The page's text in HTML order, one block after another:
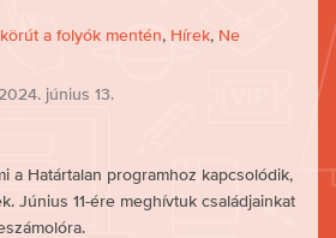
a folyók mentén, Hírek, Ne
június 13.
a Határtalan programhoz kapcsolódik,
Június 11-ére meghívtuk családjainkat